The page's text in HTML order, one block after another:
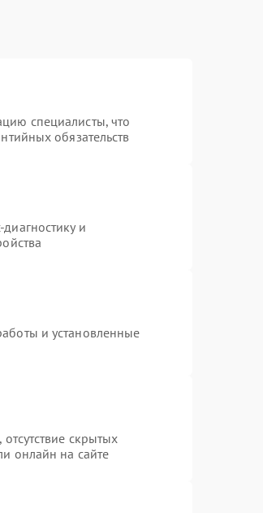
специалисты, что
обязательств
и
и установленные
скрытых
онлайн на сайте